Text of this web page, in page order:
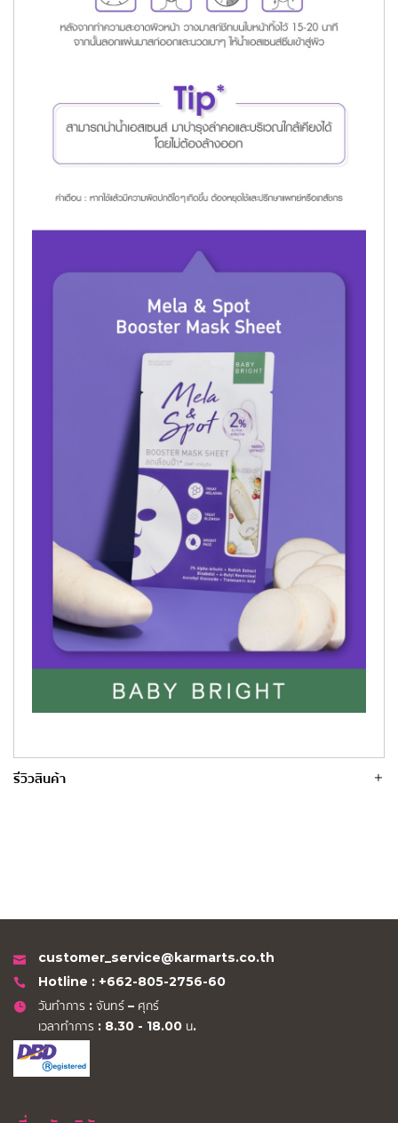
รีวิวสินค้า
customer_service@karmarts.co.th
Hotline : +662-805-2756-60
วันทำการ : จันทร์ – ศุกร์
เวลาทำการ : 8.30 - 18.00 น.